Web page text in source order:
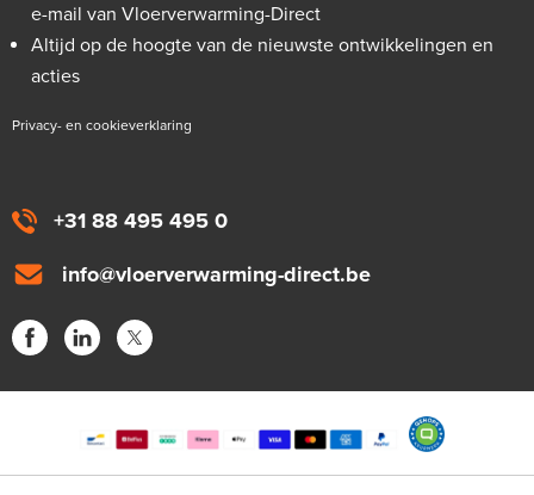
+31 88 495 495 0
info@vloerverwarming-direct.be
e-mail van Vloerverwarming-Direct
Altijd op de hoogte van de nieuwste ontwikkelingen en
acties
Privacy- en cookieverklaring